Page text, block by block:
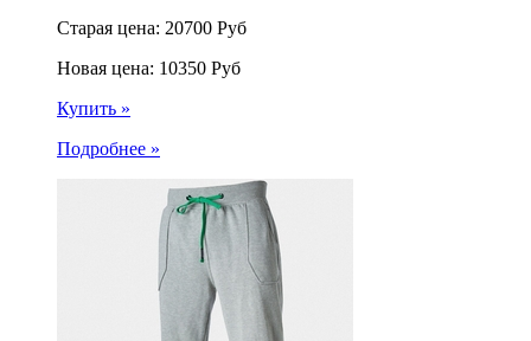
Старая цена: 20700 Руб
Новая цена: 10350 Руб
Купить »
Подробнее »